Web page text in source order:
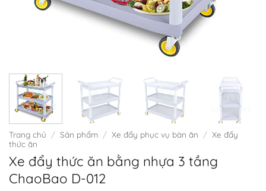
Trang chủ / Sản phẩm / Xe đẩy phục vụ bàn ăn / Xe đẩy
thức ăn
Xe đẩy thức ăn bằng nhựa 3 tầng
ChaoBao D-012